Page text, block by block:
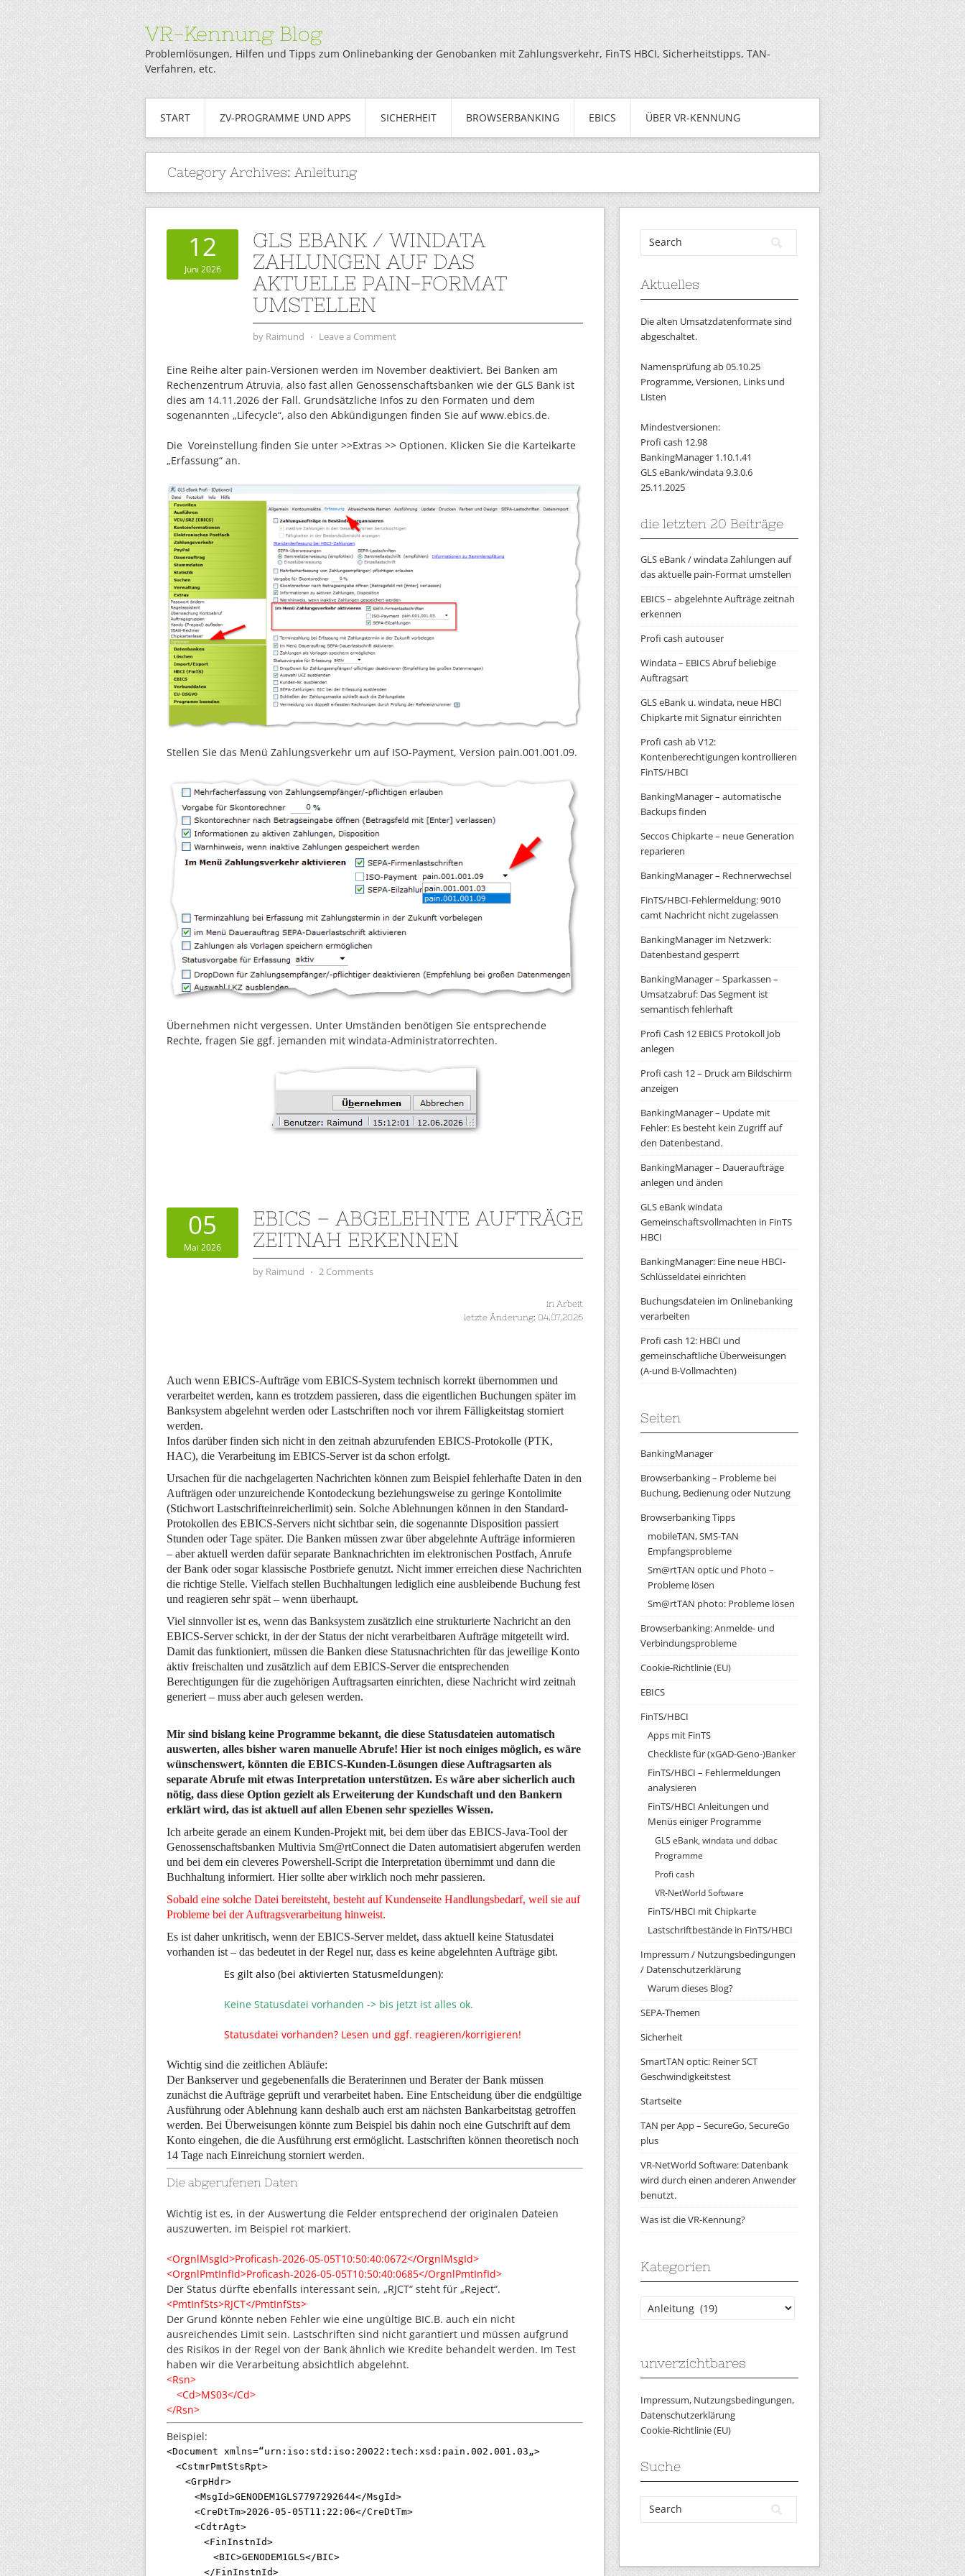
VR-Kennung Blog
Problemlösungen, Hilfen und Tipps zum Onlinebanking der Genobanken mit Zahlungsverkehr, FinTS HBCI, Sicherheitstipps, TAN-
Verfahren, etc.
START ZV-PROGRAMME UND APPS SICHERHEIT BROWSERBANKING EBICS ÜBER VR-KENNUNG
Category Archives: Anleitung
12
Juni 2026
GLS EBANK / WINDATA
ZAHLUNGEN AUF DAS
AKTUELLE PAIN-FORMAT
UMSTELLEN
by Raimund ⋅ Leave a Comment
Eine Reihe alter pain-Versionen werden im November deaktiviert. Bei Banken am
Rechenzentrum Atruvia, also fast allen Genossenschaftsbanken wie der GLS Bank ist
dies am 14.11.2026 der Fall. Grundsätzliche Infos zu den Formaten und dem
sogenannten „Lifecycle“, also den Abkündigungen finden Sie auf www.ebics.de.
Die Voreinstellung finden Sie unter >>Extras >> Optionen. Klicken Sie die Karteikarte
„Erfassung“ an.
Stellen Sie das Menü Zahlungsverkehr um auf ISO-Payment, Version pain.001.001.09.
Übernehmen nicht vergessen. Unter Umständen benötigen Sie entsprechende
Rechte, fragen Sie ggf. jemanden mit windata-Administratorrechten.
05
Mai 2026
EBICS – ABGELEHNTE AUFTRÄGE
ZEITNAH ERKENNEN
by Raimund ⋅ 2 Comments
in Arbeit
letzte Änderung: 04.07.2026
Auch wenn EBICS-Aufträge vom EBICS-System technisch korrekt übernommen und
verarbeitet werden, kann es trotzdem passieren, dass die eigentlichen Buchungen später im
Banksystem abgelehnt werden oder Lastschriften noch vor ihrem Fälligkeitstag storniert
werden.
Infos darüber finden sich nicht in den zeitnah abzurufenden EBICS-Protokolle (PTK,
HAC), die Verarbeitung im EBICS-Server ist da schon erfolgt.
Ursachen für die nachgelagerten Nachrichten können zum Beispiel fehlerhafte Daten in den
Aufträgen oder unzureichende Kontodeckung beziehungsweise zu geringe Kontolimite
(Stichwort Lastschrifteinreicherlimit) sein. Solche Ablehnungen können in den Standard-
Protokollen des EBICS-Servers nicht sichtbar sein, die sogenannte Disposition passiert
Stunden oder Tage später. Die Banken müssen zwar über abgelehnte Aufträge informieren
– aber aktuell werden dafür separate Banknachrichten im elektronischen Postfach, Anrufe
der Bank oder sogar klassische Postbriefe genutzt. Nicht immer erreichen diese Nachrichten
die richtige Stelle. Vielfach stellen Buchhaltungen lediglich eine ausbleibende Buchung fest
und reagieren sehr spät – wenn überhaupt.
Viel sinnvoller ist es, wenn das Banksystem zusätzlich eine strukturierte Nachricht an den
EBICS-Server schickt, in der der Status der nicht verarbeitbaren Aufträge mitgeteilt wird.
Damit das funktioniert, müssen die Banken diese Statusnachrichten für das jeweilige Konto
aktiv freischalten und zusätzlich auf dem EBICS-Server die entsprechenden
Berechtigungen für die zugehörigen Auftragsarten einrichten, diese Nachricht wird zeitnah
generiert – muss aber auch gelesen werden.
Mir sind bislang keine Programme bekannt, die diese Statusdateien automatisch
auswerten, alles bisher waren manuelle Abrufe! Hier ist noch einiges möglich, es wäre
wünschenswert, könnten die EBICS-Kunden-Lösungen diese Auftragsarten als
separate Abrufe mit etwas Interpretation unterstützen. Es wäre aber sicherlich auch
nötig, dass diese Option gezielt als Erweiterung der Kundschaft und den Bankern
erklärt wird, das ist aktuell auf allen Ebenen sehr spezielles Wissen.
Ich arbeite gerade an einem Kunden-Projekt mit, bei dem über das EBICS-Java-Tool der
Genossenschaftsbanken Multivia Sm@rtConnect die Daten automatisiert abgerufen werden
und bei dem ein cleveres Powershell-Script die Interpretation übernimmt und dann die
Buchhaltung informiert. Hier sollte aber wirklich noch mehr passieren.
Sobald eine solche Datei bereitsteht, besteht auf Kundenseite Handlungsbedarf, weil sie auf
Probleme bei der Auftragsverarbeitung hinweist.
Es ist daher unkritisch, wenn der EBICS-Server meldet, dass aktuell keine Statusdatei
vorhanden ist – das bedeutet in der Regel nur, dass es keine abgelehnten Aufträge gibt.
Es gilt also (bei aktivierten Statusmeldungen):
Keine Statusdatei vorhanden -> bis jetzt ist alles ok.
Statusdatei vorhanden? Lesen und ggf. reagieren/korrigieren!
Wichtig sind die zeitlichen Abläufe:
Der Bankserver und gegebenenfalls die Beraterinnen und Berater der Bank müssen
zunächst die Aufträge geprüft und verarbeitet haben. Eine Entscheidung über die endgültige
Ausführung oder Ablehnung kann deshalb auch erst am nächsten Bankarbeitstag getroffen
werden. Bei Überweisungen könnte zum Beispiel bis dahin noch eine Gutschrift auf dem
Konto eingehen, die die Ausführung erst ermöglicht. Lastschriften können theoretisch noch
14 Tage nach Einreichung storniert werden.
Die abgerufenen Daten
Wichtig ist es, in der Auswertung die Felder entsprechend der originalen Dateien
auszuwerten, im Beispiel rot markiert.
<OrgnlMsgId>Proficash-2026-05-05T10:50:40:0672</OrgnlMsgId>
<OrgnlPmtInfId>Proficash-2026-05-05T10:50:40:0685</OrgnlPmtInfId>
Der Status dürfte ebenfalls interessant sein, „RJCT“ steht für „Reject“.
<PmtInfSts>RJCT</PmtInfSts>
Der Grund könnte neben Fehler wie eine ungültige BIC.B. auch ein nicht
ausreichendes Limit sein. Lastschriften sind nicht garantiert und müssen aufgrund
des Risikos in der Regel von der Bank ähnlich wie Kredite behandelt werden. Im Test
haben wir die Verarbeitung absichtlich abgelehnt.
<Rsn>
<Cd>MS03</Cd>
</Rsn>
Beispiel:
<Document xmlns=“urn:iso:std:iso:20022:tech:xsd:pain.002.001.03 „>
<CstmrPmtStsRpt>
<GrpHdr>
<MsgId>GENODEM1GLS7797292644</MsgId>
<CreDtTm>2026-05-05T11:22:06</CreDtTm>
<CdtrAgt>
<FinInstnId>
<BIC>GENODEM1GLS</BIC>
</FinInstnId>
Aktuelles
Die alten Umsatzdatenformate sind
abgeschaltet.
Namensprüfung ab 05.10.25
Programme, Versionen, Links und
Listen
Mindestversionen:
Profi cash 12.98
BankingManager 1.10.1.41
GLS eBank/windata 9.3.0.6
25.11.2025
die letzten 20 Beiträge
GLS eBank / windata Zahlungen auf
das aktuelle pain-Format umstellen
EBICS – abgelehnte Aufträge zeitnah
erkennen
Profi cash autouser
Windata – EBICS Abruf beliebige
Auftragsart
GLS eBank u. windata, neue HBCI
Chipkarte mit Signatur einrichten
Profi cash ab V12:
Kontenberechtigungen kontrollieren
FinTS/HBCI
BankingManager – automatische
Backups finden
Seccos Chipkarte – neue Generation
reparieren
BankingManager – Rechnerwechsel
FinTS/HBCI-Fehlermeldung: 9010
camt Nachricht nicht zugelassen
BankingManager im Netzwerk:
Datenbestand gesperrt
BankingManager – Sparkassen –
Umsatzabruf: Das Segment ist
semantisch fehlerhaft
Profi Cash 12 EBICS Protokoll Job
anlegen
Profi cash 12 – Druck am Bildschirm
anzeigen
BankingManager – Update mit
Fehler: Es besteht kein Zugriff auf
den Datenbestand.
BankingManager – Daueraufträge
anlegen und änden
GLS eBank windata
Gemeinschaftsvollmachten in FinTS
HBCI
BankingManager: Eine neue HBCI-
Schlüsseldatei einrichten
Buchungsdateien im Onlinebanking
verarbeiten
Profi cash 12: HBCI und
gemeinschaftliche Überweisungen
(A-und B-Vollmachten)
Seiten
BankingManager
Browserbanking – Probleme bei
Buchung, Bedienung oder Nutzung
Browserbanking Tipps
mobileTAN, SMS-TAN
Empfangsprobleme
Sm@rtTAN optic und Photo –
Probleme lösen
Sm@rtTAN photo: Probleme lösen
Browserbanking: Anmelde- und
Verbindungsprobleme
Cookie-Richtlinie (EU)
EBICS
FinTS/HBCI
Apps mit FinTS
Checkliste für (xGAD-Geno-)Banker
FinTS/HBCI – Fehlermeldungen
analysieren
FinTS/HBCI Anleitungen und
Menüs einiger Programme
GLS eBank, windata und ddbac
Programme
Profi cash
VR-NetWorld Software
FinTS/HBCI mit Chipkarte
Lastschriftbestände in FinTS/HBCI
Impressum / Nutzungsbedingungen
/ Datenschutzerklärung
Warum dieses Blog?
SEPA-Themen
Sicherheit
SmartTAN optic: Reiner SCT
Geschwindigkeitstest
Startseite
TAN per App – SecureGo, SecureGo
plus
VR-NetWorld Software: Datenbank
wird durch einen anderen Anwender
benutzt.
Was ist die VR-Kennung?
Kategorien
Kategorien
unverzichtbares
Impressum, Nutzungsbedingungen,
Datenschutzerklärung
Cookie-Richtlinie (EU)
Suche